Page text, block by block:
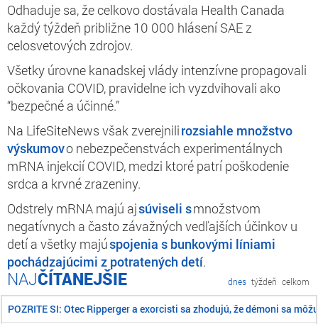
Odhaduje sa, že celkovo dostávala Health Canada
každý týždeň približne 10 000 hlásení SAE z
celosvetových zdrojov.
Všetky úrovne kanadskej vlády intenzívne propagovali
očkovania COVID, pravidelne ich vyzdvihovali ako
“bezpečné a účinné.”
Na LifeSiteNews však zverejnilirozsiahle množstvo
výskumovo nebezpečenstvách experimentálnych
mRNA injekcií COVID, medzi ktoré patrí poškodenie
srdca a krvné zrazeniny.
Odstrely mRNA majú ajsúviseli smnožstvom
negatívnych a často závažných vedľajších účinkov u
detí a všetky majúspojenia s bunkovými líniami
pochádzajúcimi z potratených detí.
ČÍTANEJŠIE dnes týždeň celkom
POZRITE SI: Otec Ripperger a exorcisti sa zhodujú, že démoni sa